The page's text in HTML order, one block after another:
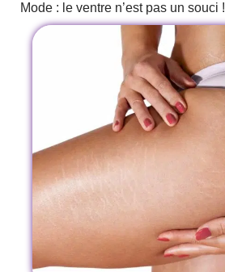
Mode : le ventre n’est pas un souci !